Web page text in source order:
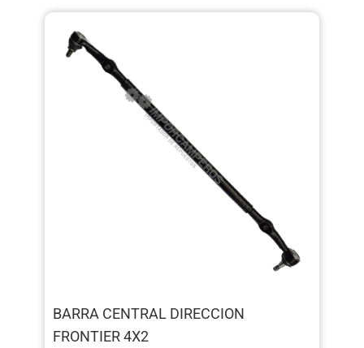
BARRA CENTRAL DIRECCION
FRONTIER 4X2